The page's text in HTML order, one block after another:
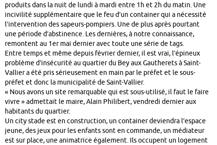
produits dans la nuit de lundi à mardi entre 1h et 2h du matin. Une
incivilité supplémentaire que le feu d’un container qui a nécessité
l’intervention des sapeurs-pompiers. Une de plus après pourtant
une période d’abstinence. Les dernières, à notre connaissance,
remontent au 1er mai dernier avec toute une série de tags.
Entre temps et même depuis février dernier, il est vrai, l’épineux
problème d’insécurité au quartier du Bey aux Gautherets à Saint-
Vallier a été pris sérieusement en main par le préfet et le sous-
préfet et donc la municipalité de Saint-Vallier.
« Nous avons un site remarquable qui est sous-utilisé, il faut le faire
vivre » admettait le maire, Alain Philibert, vendredi dernier aux
habitants du quartier.
Un city stade est en construction, un container deviendra l’espace
jeune, des jeux pour les enfants sont en commande, un médiateur
est sur place, une animatrice également. Ils occupent un logement